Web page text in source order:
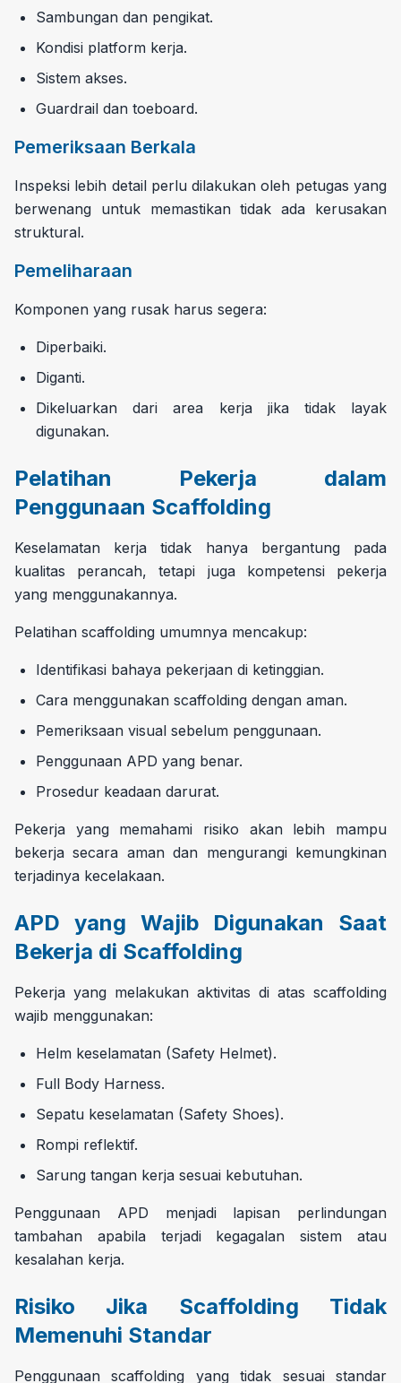
Sambungan dan pengikat.
Kondisi platform kerja.
Sistem akses.
Guardrail dan toeboard.
Pemeriksaan Berkala
Inspeksi lebih detail perlu dilakukan oleh petugas yang
berwenang untuk memastikan tidak ada kerusakan
struktural.
Pemeliharaan
Komponen yang rusak harus segera:
Diperbaiki.
Diganti.
Dikeluarkan dari area kerja jika tidak layak
digunakan.
Pelatihan Pekerja dalam
Penggunaan Scaffolding
Keselamatan kerja tidak hanya bergantung pada
kualitas perancah, tetapi juga kompetensi pekerja
yang menggunakannya.
Pelatihan scaffolding umumnya mencakup:
Identifikasi bahaya pekerjaan di ketinggian.
Cara menggunakan scaffolding dengan aman.
Pemeriksaan visual sebelum penggunaan.
Penggunaan APD yang benar.
Prosedur keadaan darurat.
Pekerja yang memahami risiko akan lebih mampu
bekerja secara aman dan mengurangi kemungkinan
terjadinya kecelakaan.
APD yang Wajib Digunakan Saat
Bekerja di Scaffolding
Pekerja yang melakukan aktivitas di atas scaffolding
wajib menggunakan:
Helm keselamatan (Safety Helmet).
Full Body Harness.
Sepatu keselamatan (Safety Shoes).
Rompi reflektif.
Sarung tangan kerja sesuai kebutuhan.
Penggunaan APD menjadi lapisan perlindungan
tambahan apabila terjadi kegagalan sistem atau
kesalahan kerja.
Risiko Jika Scaffolding Tidak
Memenuhi Standar
Penggunaan scaffolding yang tidak sesuai standar